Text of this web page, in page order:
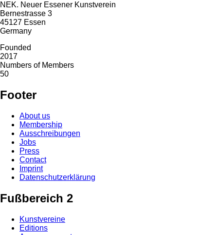
NEK. Neuer Essener Kunstverein
Bernestrasse 3
45127 Essen
Germany
Founded
2017
Numbers of Members
50
Footer
About us
Membership
Ausschreibungen
Jobs
Press
Contact
Imprint
Datenschutzerklärung
Fußbereich 2
Kunstvereine
Editions